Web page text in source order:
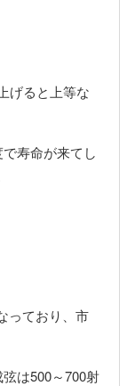
げると上等な
寿命が来てし
っており、市
は500～700射